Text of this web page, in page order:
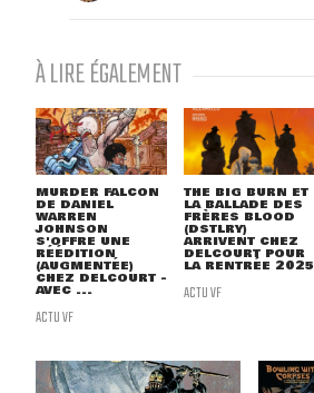
À LIRE ÉGALEMENT
MURDER FALCON
DE DANIEL
WARREN
JOHNSON
S'OFFRE UNE
RÉÉDITION
(AUGMENTÉE)
CHEZ DELCOURT -
AVEC ...
ACTU VF
THE BIG BURN ET
LA BALLADE DES
FRÈRES BLOOD
(DSTLRY)
ARRIVENT CHEZ
DELCOURT POUR
LA RENTRÉE 2025
ACTU VF